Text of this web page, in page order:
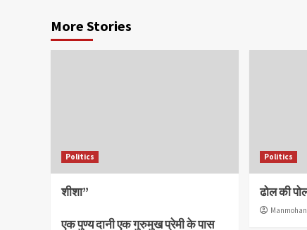
More Stories
Politics
शीशा”
एक पुण्य दानी एक गुरुमुख प्रेमी के पास
Politics
ढोल की